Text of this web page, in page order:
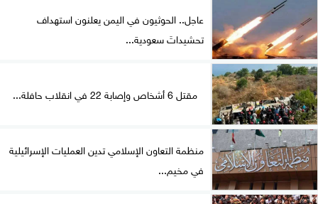
عاجل.. الحوثيون في اليمن يعلنون استهداف
تحشيداتَ سعودية...
مقتل 6 أشخاص وإصابة 22 في انقلاب حافلة...
منظمة التعاون الإسلامي تدين العمليات الإسرائيلية
في مخيم...